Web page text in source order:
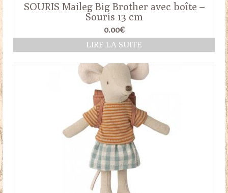
SOURIS Maileg Big Brother avec boîte –
Souris 13 cm
0.00€
LIRE LA SUITE